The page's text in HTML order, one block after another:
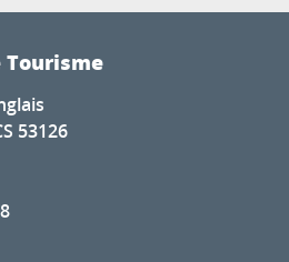
Tourisme
53126